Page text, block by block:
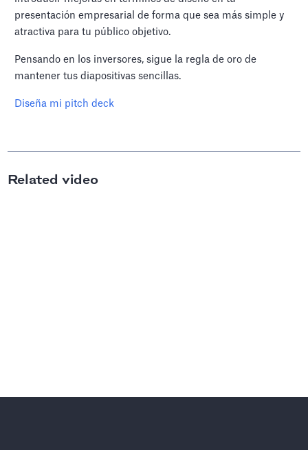
presentación empresarial de forma que sea más simple y
atractiva para tu público objetivo.
Pensando en los inversores, sigue la regla de oro de
mantener tus diapositivas sencillas.
Diseña mi pitch deck
Related video